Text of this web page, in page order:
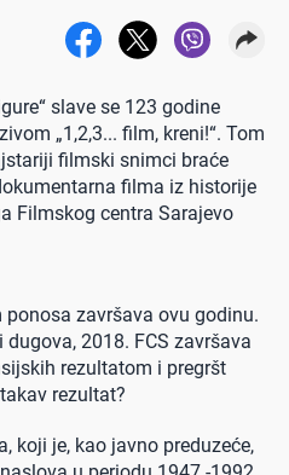
slave se 123 godine
„1,2,3... film, kreni!“. Tom
filmski snimci braće
filma iz historije
Filmskog centra Sarajevo
ponosa završava ovu godinu.
2018. FCS završava
rezultatom i pregršt
rezultat?
koji je, kao javno preduzeće,